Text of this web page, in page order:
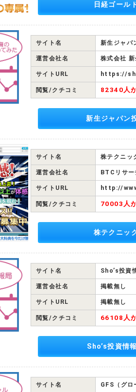
日経ゴール
サイト名 新生ジャパ
運営会社名 株式会社
サイトURL https://
閲覧/クチコミ 82340人
新生ジャパン
サイト名 株テクニッ
運営会社名 BTCリサー
サイトURL http://
閲覧/クチコミ 70003人
株テクニッ
サイト名 Sho’s投資
運営会社名 掲載無し
サイトURL 掲載無し
閲覧/クチコミ 66108人
Sho’s投資情
サイト名 GFS（グロ